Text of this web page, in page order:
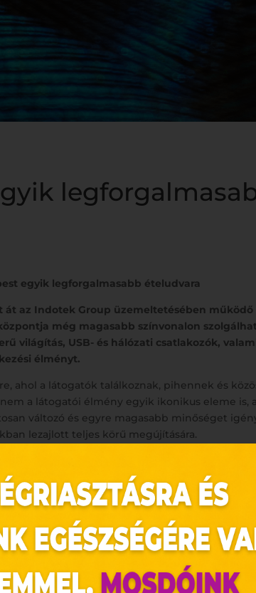
egyik legforgalmasabb ételudvara
át az Indotek Group üzemeltetésében
még magasabb színvonalon
világítás, USB- és hálózati csatlakozók,
élményt.
ahol a látogatók találkoznak, pihennek és
a látogatói élmény egyik ikonikus eleme is,
változó és egyre magasabb minőséget
lezajlott teljes körű megújítására.
kapott. A régi, sötét padlóburkolat helyett
tartalmazó új álmennyezet került a
LED-lámpa, egyedi gyűrűs és
is tágasabbak lettek, biztosítva az
kerültek beépítésre világító feliratokkal,